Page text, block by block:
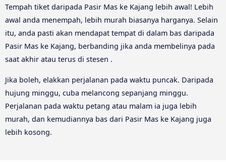
Tempah tiket daripada Pasir Mas ke Kajang lebih awal! Lebih
awal anda menempah, lebih murah biasanya harganya. Selain
itu, anda pasti akan mendapat tempat di dalam bas daripada
Pasir Mas ke Kajang, berbanding jika anda membelinya pada
saat akhir atau terus di stesen .
Jika boleh, elakkan perjalanan pada waktu puncak. Daripada
hujung minggu, cuba melancong sepanjang minggu.
Perjalanan pada waktu petang atau malam ia juga lebih
murah, dan kemudiannya bas dari Pasir Mas ke Kajang juga
lebih kosong.